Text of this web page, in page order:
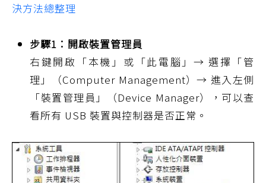
決方法總整理
步驟1：開啟裝置管理員
右鍵開啟「本機」或「此電腦」→ 選擇「管
理」（Computer Management）→ 進入左側
「裝置管理員」（Device Manager），可以查
看所有 USB 裝置與控制器是否正常。